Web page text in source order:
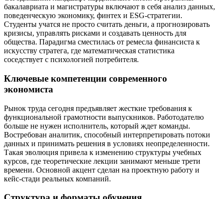
бакалавриата и магистратуры включают в себя анализ данных,
поведенческую экономику, финтех и ESG-стратегии.
Студенты учатся не просто считать деньги, а прогнозировать
кризисы, управлять рисками и создавать ценность для
общества. Парадигма сместилась от ремесла финансиста к
искусству стратега, где математическая статистика
соседствует с психологией потребителя.
Ключевые компетенции современного
экономиста
Рынок труда сегодня предъявляет жесткие требования к
функциональной грамотности выпускников. Работодателю
больше не нужен исполнитель, который ждет команды.
Востребован аналитик, способный интерпретировать потоки
данных и принимать решения в условиях неопределенности.
Такая эволюция привела к изменению структуры учебных
курсов, где теоретические лекции занимают меньше трети
времени. Основной акцент сделан на проектную работу и
кейс-стади реальных компаний.